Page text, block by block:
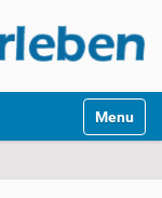
Toggle